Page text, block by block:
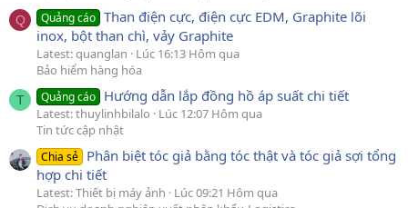
Q Quảng cáo Than điện cực, điện cực EDM, Graphite lõi
inox, bột than chì, vảy Graphite
Latest: quanglan
Lúc 16:13 Hôm qua
Bảo hiểm hàng hóa
T Quảng cáo Hướng dẫn lắp đồng hồ áp suất chi tiết
Latest: thuylinhbilalo
Lúc 12:07 Hôm qua
Tin tức cập nhật
Chia sẻ Phân biệt tóc giả bằng tóc thật và tóc giả sợi tổng
hợp chi tiết
Latest: Thiết bị máy ảnh
Lúc 09:21 Hôm qua